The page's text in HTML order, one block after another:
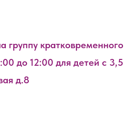
группу кратковременного
до 12:00 для детей с 3,5
д.8